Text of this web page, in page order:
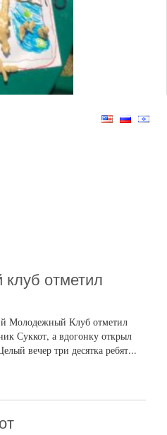
отметил
Молодежный Клуб отметил
Суккот, а вдогонку открыл
вечер три десятка ребят...